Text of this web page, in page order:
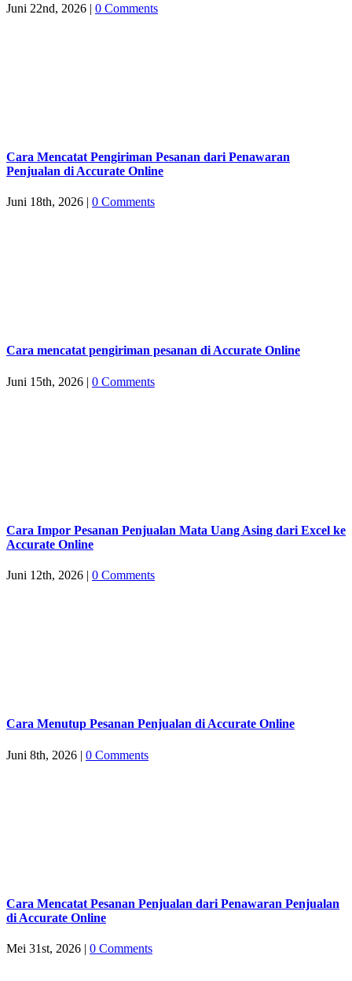
Juni 22nd, 2026 | 0 Comments
Cara Mencatat Pengiriman Pesanan dari Penawaran
Penjualan di Accurate Online
Juni 18th, 2026 | 0 Comments
Cara mencatat pengiriman pesanan di Accurate Online
Juni 15th, 2026 | 0 Comments
Cara Impor Pesanan Penjualan Mata Uang Asing dari Excel ke
Accurate Online
Juni 12th, 2026 | 0 Comments
Cara Menutup Pesanan Penjualan di Accurate Online
Juni 8th, 2026 | 0 Comments
Cara Mencatat Pesanan Penjualan dari Penawaran Penjualan
di Accurate Online
Mei 31st, 2026 | 0 Comments